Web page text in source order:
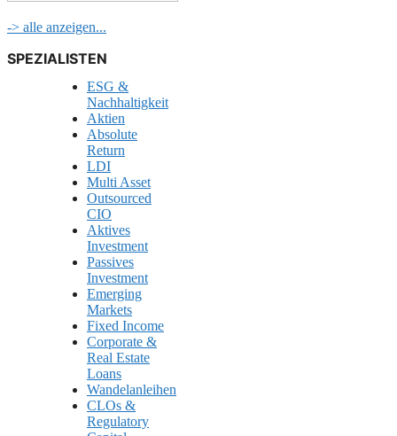
-> alle anzeigen...
SPEZIALISTEN
ESG &
Nachhaltigkeit
Aktien
Absolute
Return
LDI
Multi Asset
Outsourced
CIO
Aktives
Investment
Passives
Investment
Emerging
Markets
Fixed Income
Corporate &
Real Estate
Loans
Wandelanleihen
CLOs &
Regulatory